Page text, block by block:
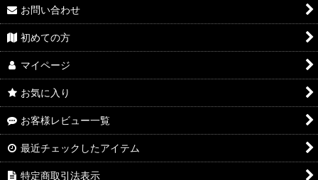
お問い合わせ
初めての方
マイページ
お気に入り
お客様レビュー一覧
最近チェックしたアイテム
特定商取引法表示